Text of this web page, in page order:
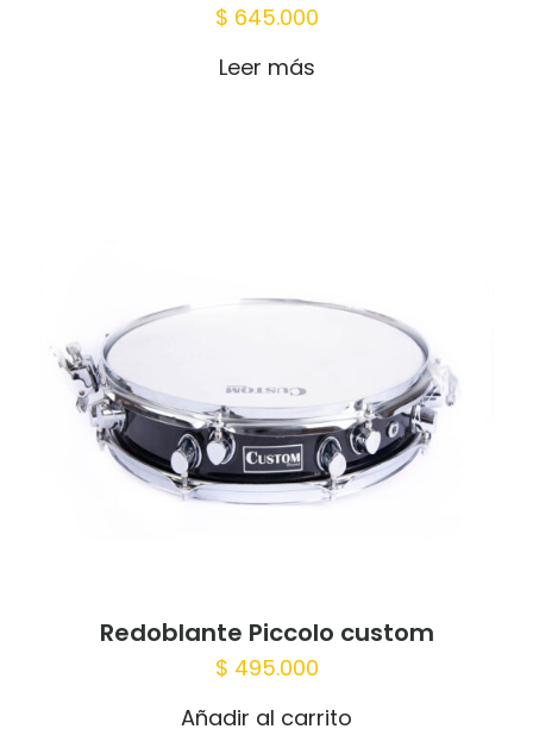
$ 645.000
Leer más
Redoblante Piccolo custom
$ 495.000
Añadir al carrito